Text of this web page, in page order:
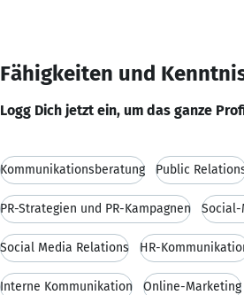
Fähigkeiten und
Logg Dich jetzt ein, um das ganze
Kommunikationsberatung Public
PR-Strategien und PR-Kampagnen Social-
Social Media Relations HR-
Interne Kommunikation Online-Marketing